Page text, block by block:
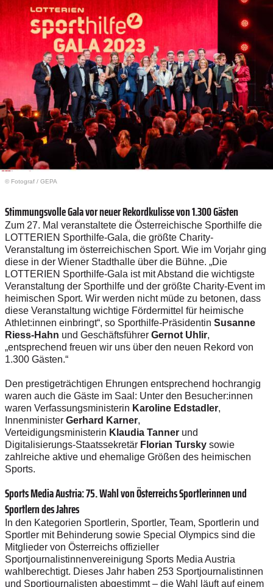
© Fotograf / GEPA
Stimmungsvolle Gala vor neuer Rekordkulisse von 1.300 Gästen
Zum 27. Mal veranstaltete die Österreichische Sporthilfe die
LOTTERIEN Sporthilfe-Gala, die größte Charity-
Veranstaltung im österreichischen Sport. Wie im Vorjahr ging
diese in der Wiener Stadthalle über die Bühne. „Die
LOTTERIEN Sporthilfe-Gala ist mit Abstand die wichtigste
Veranstaltung der Sporthilfe und der größte Charity-Event im
heimischen Sport. Wir werden nicht müde zu betonen, dass
diese Veranstaltung wichtige Fördermittel für heimische
Athlet:innen einbringt“, so Sporthilfe-Präsidentin Susanne
Riess-Hahn und Geschäftsführer Gernot Uhlir,
„entsprechend freuen wir uns über den neuen Rekord von
1.300 Gästen.“
Den prestigeträchtigen Ehrungen entsprechend hochrangig
waren auch die Gäste im Saal: Unter den Besucher:innen
waren Verfassungsministerin Karoline Edstadler,
Innenminister Gerhard Karner,
Verteidigungsministerin Klaudia Tanner und
Digitalisierungs-Staatssekretär Florian Tursky sowie
zahlreiche aktive und ehemalige Größen des heimischen
Sports.
Sports Media Austria: 75. Wahl von Österreichs Sportlerinnen und
Sportlern des Jahres
In den Kategorien Sportlerin, Sportler, Team, Sportlerin und
Sportler mit Behinderung sowie Special Olympics sind die
Mitglieder von Österreichs offizieller
Sportjournalistinnenvereinigung Sports Media Austria
wahlberechtigt. Dieses Jahr haben 253 Sportjournalistinnen
und Sportjournalisten abgestimmt – die Wahl läuft auf einem